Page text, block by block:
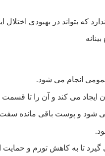
که بتواند در بهبودی اختلال
انجام می شود.
ایجاد می کند و آن را تا
شود و پوست باقی مانده
تا به کاهش تورم و حمایت